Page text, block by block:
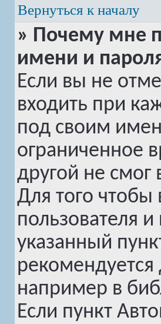
Вернуться к началу
» Почему мне
имени и
Если вы не
входить при
под своим
ограниченное
другой не смог
Для того
пользователя
указанный
например в
Если пункт